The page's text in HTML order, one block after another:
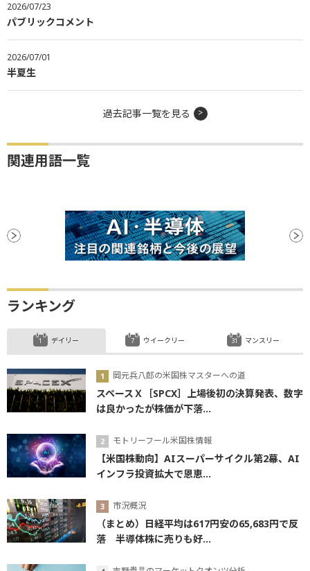
2026/07/23
パブリックコメント
2026/07/01
半夏生
過去記事一覧を見る
関連用語一覧
ランキング
デイリー
岡元兵八郎の米国株マスターへの道
スペースＸ［SPCX］上場後初の決算発表、数字
は良かったが株価が下落...
モトリーフール米国株情報
【米国株動向】AIスーパーサイクル第2幕、AI
インフラ投資拡大で恩恵...
市況概況
（まとめ）日経平均は617円安の65,683円で反
落 半導体株に売りも好...
ウイークリー マンスリー